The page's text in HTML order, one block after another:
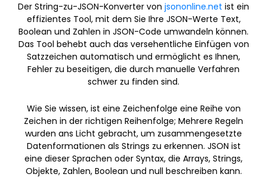
Der String-zu-JSON-Konverter von jsononline.net ist ein
effizientes Tool, mit dem Sie Ihre JSON-Werte Text,
Boolean und Zahlen in JSON-Code umwandeln können.
Das Tool behebt auch das versehentliche Einfügen von
Satzzeichen automatisch und ermöglicht es Ihnen,
Fehler zu beseitigen, die durch manuelle Verfahren
schwer zu finden sind.
Wie Sie wissen, ist eine Zeichenfolge eine Reihe von
Zeichen in der richtigen Reihenfolge; Mehrere Regeln
wurden ans Licht gebracht, um zusammengesetzte
Datenformationen als Strings zu erkennen. JSON ist
eine dieser Sprachen oder Syntax, die Arrays, Strings,
Objekte, Zahlen, Boolean und null beschreiben kann.